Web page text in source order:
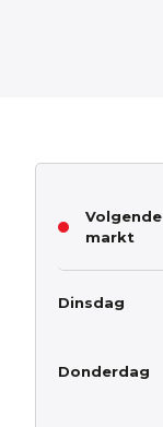
Volgende
markt
Dinsdag
Donderdag